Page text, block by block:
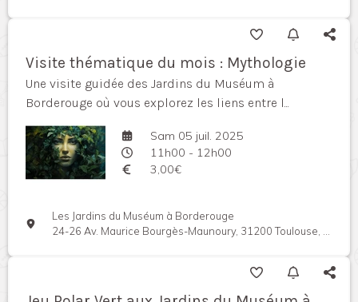
Visite thématique du mois : Mythologie
Une visite guidée des Jardins du Muséum à
Borderouge où vous explorez les liens entre l...
Sam 05 juil. 2025
11h00 - 12h00
3,00€
Les Jardins du Muséum à Borderouge
24-26 Av. Maurice Bourgès-Maunoury, 31200 Toulouse, France